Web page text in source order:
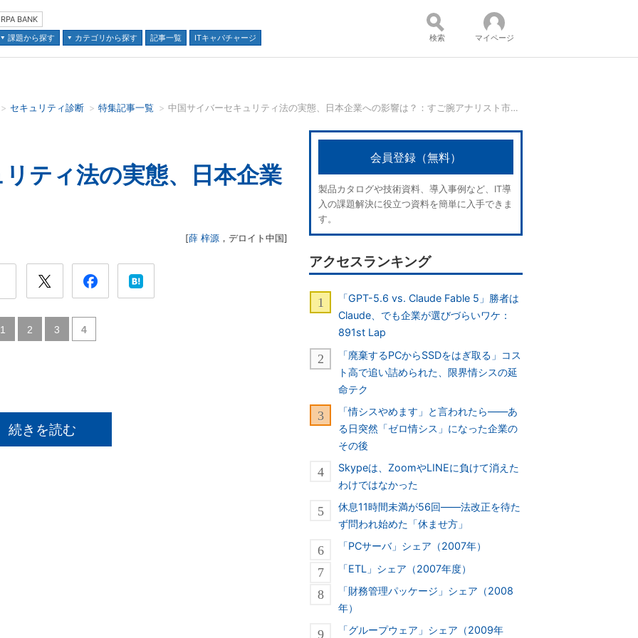
RPA BANK
課題から探す
カテゴリから探す 記事一覧 ITキャパチャージ
コンテンツ：
並び順：
検索 マイページ
セキュリティ診断 特集記事一覧 中国サイバーセキュリティ法の実態、日本企業への影響は？：すご腕アナリスト市場予測
ティ法の実態、日本企業
[薛 梓源 ， デロイト中国]
1 2 3 4
続きを読む
会員登録（無料）
製品カタログや技術資料、導入事例など、IT導
入の課題解決に役立つ資料を簡単に入手できま
す。
アクセスランキング
「GPT-5.6 vs. Claude Fable 5」勝者は
Claude、でも企業が選びづらいワケ：
891st Lap
「廃棄するPCからSSDをはぎ取る」コス
ト高で追い詰められた、限界情シスの延
命テク
「情シスやめます」と言われたら――あ
る日突然「ゼロ情シス」になった企業の
その後
Skypeは、ZoomやLINEに負けて消えた
わけではなかった
休息11時間未満が56回――法改正を待た
ず問われ始めた「休ませ方」
「PCサーバ」シェア（2007年）
「ETL」シェア（2007年度）
「財務管理パッケージ」シェア（2008
年）
「グループウェア」シェア（2009年